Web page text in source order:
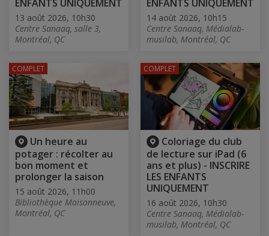
ENFANTS UNIQUEMENT
13 août 2026, 10h30
Centre Sanaaq, salle 3,
Montréal, QC
ENFANTS UNIQUEMENT
14 août 2026, 10h15
Centre Sanaaq, Médialab-
musilab, Montréal, QC
Un heure au
potager : récolter au
bon moment et
prolonger la saison
15 août 2026, 11h00
Bibliothèque Maisonneuve,
Montréal, QC
COMPLET
Coloriage du club
de lecture sur iPad (6
ans et plus) - INSCRIRE
LES ENFANTS
UNIQUEMENT
16 août 2026, 10h30
Centre Sanaaq, Médialab-
musilab, Montréal, QC
COMPLET